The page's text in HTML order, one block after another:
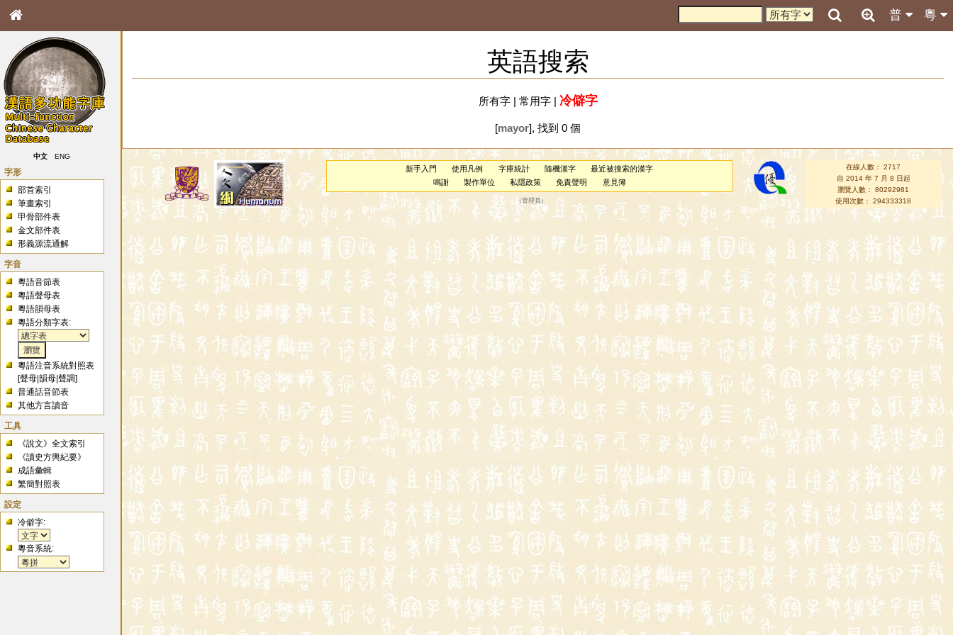
粵
普
中文 ENG
字形
部首索引
筆畫索引
甲骨部件表
金文部件表
形義源流通解
字音
粵語音節表
粵語聲母表
粵語韻母表
粵語分類字表:
粵語注音系統對照表
[聲母 |韻母 |聲調]
普通話音節表
其他方言讀音
工具
《說文》全文索引
《讀史方輿紀要》
成語彙輯
繁簡對照表
設定
冷僻字:
粵音系統:
英語搜索
所有字| 常用字| 冷僻字
[mayor], 找到 0 個
新手入門 使用凡例 字庫統計 隨機漢字
最近被搜索的漢字
鳴謝
製作單位 私隱政策 免責聲明 意見簿
（管理員 ）
在線人數： 2717
自 2014 年 7 月 8 日起
瀏覽人數： 80292981
使用次數： 294333318